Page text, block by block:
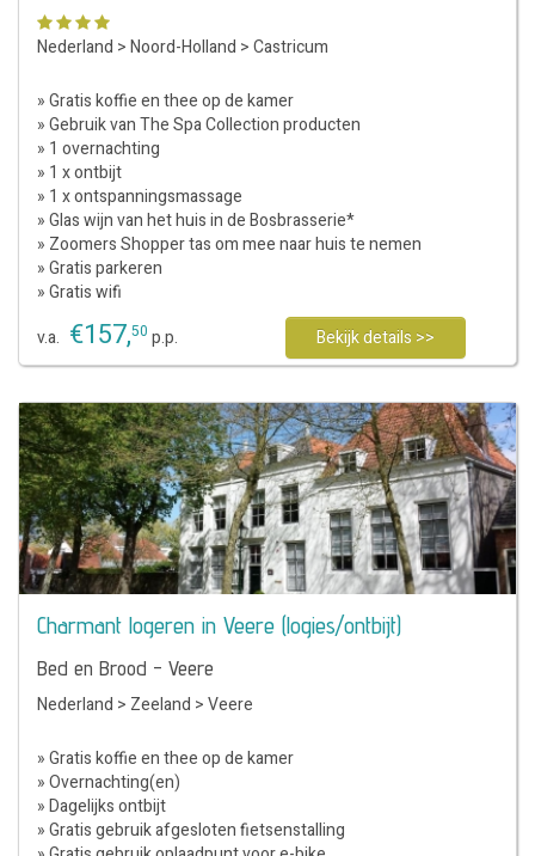
Nederland >Noord-Holland >Castricum
» Gratis koffie en thee op de kamer
» Gebruik van The Spa Collection producten
» 1 overnachting
» 1 x ontbijt
» 1 x ontspanningsmassage
» Glas wijn van het huis in de Bosbrasserie*
» Zoomers Shopper tas om mee naar huis te nemen
» Gratis parkeren
» Gratis wifi
v.a. €157,50 p.p. Bekijk details >>
Charmant logeren in Veere (logies/ontbijt)
Bed en Brood - Veere
Nederland > Zeeland >Veere
» Gratis koffie en thee op de kamer
» Overnachting(en)
» Dagelijks ontbijt
» Gratis gebruik afgesloten fietsenstalling